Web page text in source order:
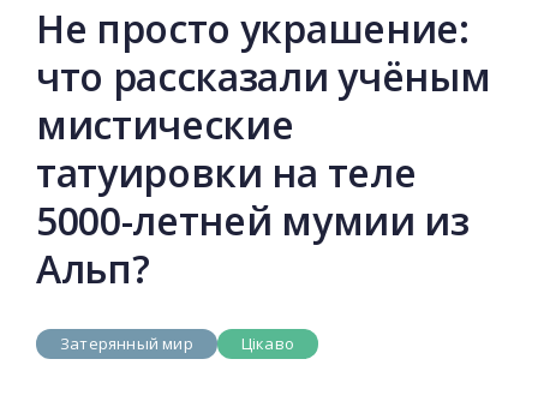
Не просто украшение:
что рассказали учёным
мистические
татуировки на теле
5000-летней мумии из
Альп?
Затерянный мир Цікаво